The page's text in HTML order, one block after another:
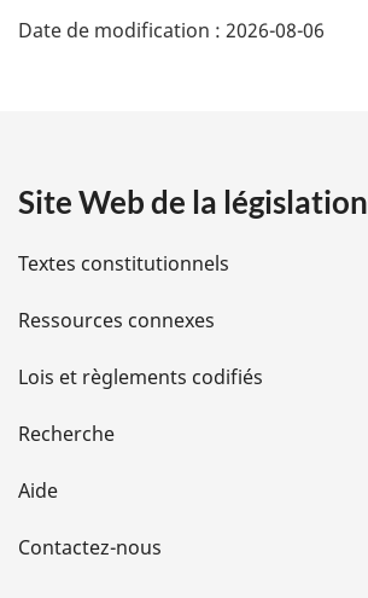
é
i
l
s
d
e
l
Date de modification : 2026-08-06
Site Web de la législation
Textes constitutionnels
Ressources connexes
Lois et règlements codifiés
Recherche
Aide
Contactez-nous